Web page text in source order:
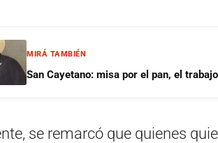
MIRÁ TAMBIÉN
San Cayetano: misa por el pan, el
se remarcó que quienes